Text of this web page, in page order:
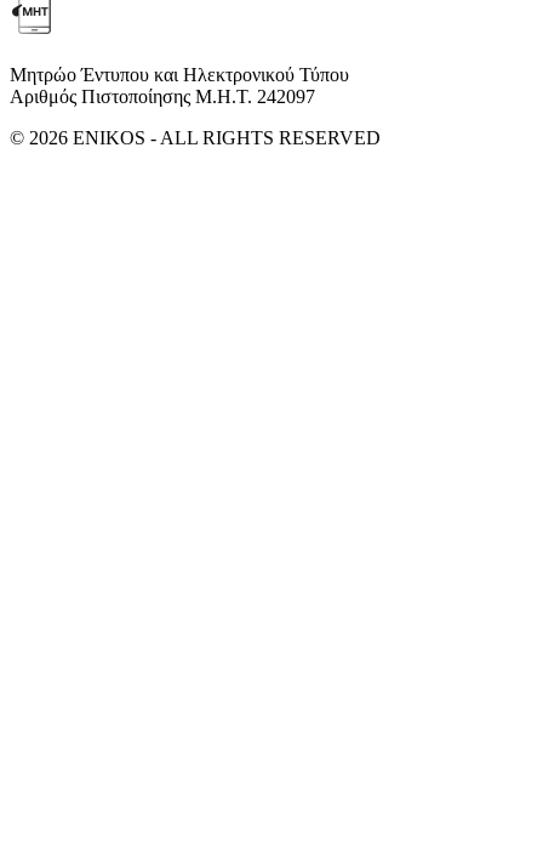
Μητρώο Έντυπου και Ηλεκτρονικού Τύπου
Αριθμός Πιστοποίησης Μ.Η.Τ. 242097
© 2026 ENIKOS - ALL RIGHTS RESERVED